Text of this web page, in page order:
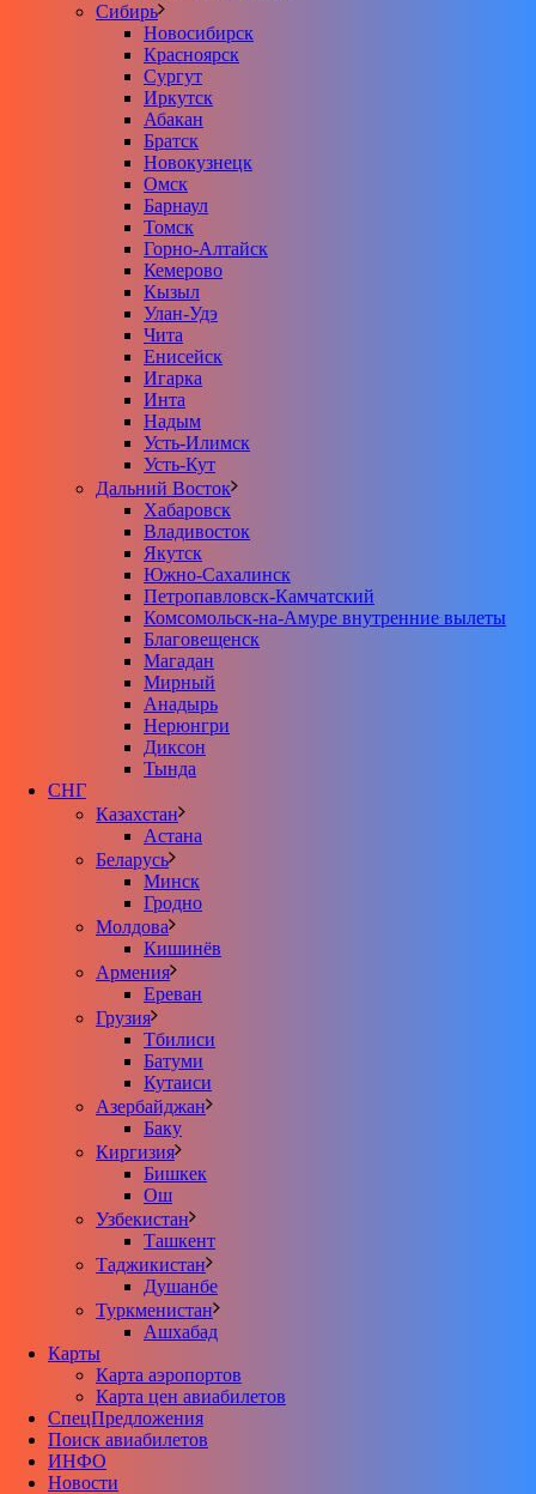
Сибирь
Новосибирск
Красноярск
Сургут
Иркутск
Абакан
Братск
Новокузнецк
Омск
Барнаул
Томск
Горно-Алтайск
Кемерово
Кызыл
Улан-Удэ
Чита
Енисейск
Игарка
Инта
Надым
Усть-Илимск
Усть-Кут
Дальний Восток
Хабаровск
Владивосток
Якутск
Южно-Сахалинск
Петропавловск-Камчатский
Комсомольск-на-Амуре внутренние вылеты
Благовещенск
Магадан
Мирный
Анадырь
Нерюнгри
Диксон
Тында
СНГ
Казахстан
Астана
Беларусь
Минск
Гродно
Молдова
Кишинёв
Армения
Ереван
Грузия
Тбилиси
Батуми
Кутаиси
Азербайджан
Баку
Киргизия
Бишкек
Ош
Узбекистан
Ташкент
Таджикистан
Душанбе
Туркменистан
Ашхабад
Карты
Карта аэропортов
Карта цен авиабилетов
CпецПредложения
Поиск авиабилетов
ИНФО
Новости